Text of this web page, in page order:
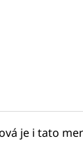
je i tato